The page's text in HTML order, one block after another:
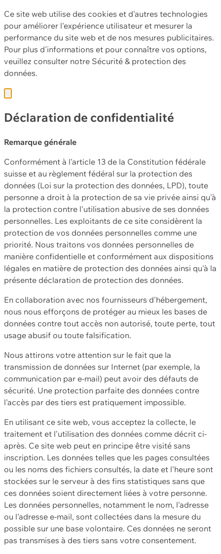
Ce site web utilise des cookies et d'autres technologies
pour améliorer l'expérience utilisateur et mesurer la
performance du site web et de nos mesures publicitaires.
Pour plus d'informations et pour connaître vos options,
veuillez consulter notre Sécurité & protection des
données.
Déclaration de confidentialité
Remarque générale
Conformément à l'article 13 de la Constitution fédérale
suisse et au règlement fédéral sur la protection des
données (Loi sur la protection des données, LPD), toute
personne a droit à la protection de sa vie privée ainsi qu'à
la protection contre l'utilisation abusive de ses données
personnelles. Les exploitants de ce site considèrent la
protection de vos données personnelles comme une
priorité. Nous traitons vos données personnelles de
manière confidentielle et conformément aux dispositions
légales en matière de protection des données ainsi qu'à la
présente déclaration de protection des données.
En collaboration avec nos fournisseurs d'hébergement,
nous nous efforçons de protéger au mieux les bases de
données contre tout accès non autorisé, toute perte, tout
usage abusif ou toute falsification.
Nous attirons votre attention sur le fait que la
transmission de données sur Internet (par exemple, la
communication par e-mail) peut avoir des défauts de
sécurité. Une protection parfaite des données contre
l'accès par des tiers est pratiquement impossible.
En utilisant ce site web, vous acceptez la collecte, le
traitement et l'utilisation des données comme décrit ci-
après. Ce site web peut en principe être visité sans
inscription. Les données telles que les pages consultées
ou les noms des fichiers consultés, la date et l'heure sont
stockées sur le serveur à des fins statistiques sans que
ces données soient directement liées à votre personne.
Les données personnelles, notamment le nom, l'adresse
ou l'adresse e-mail, sont collectées dans la mesure du
possible sur une base volontaire. Ces données ne seront
pas transmises à des tiers sans votre consentement.